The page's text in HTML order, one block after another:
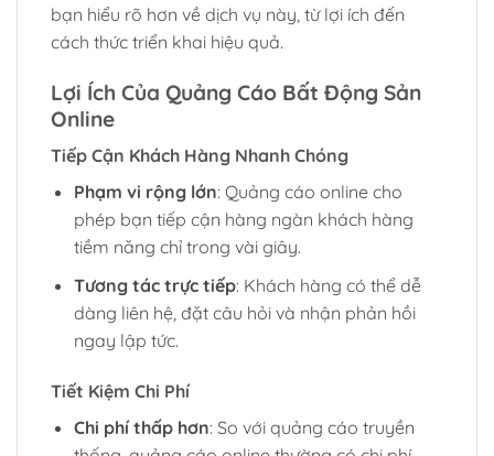
bạn hiểu rõ hơn về dịch vụ này, từ lợi ích đến
cách thức triển khai hiệu quả.
Lợi Ích Của Quảng Cáo Bất Động Sản
Online
Tiếp Cận Khách Hàng Nhanh Chóng
Phạm vi rộng lớn: Quảng cáo online cho
phép bạn tiếp cận hàng ngàn khách hàng
tiềm năng chỉ trong vài giây.
Tương tác trực tiếp: Khách hàng có thể dễ
dàng liên hệ, đặt câu hỏi và nhận phản hồi
ngay lập tức.
Tiết Kiệm Chi Phí
Chi phí thấp hơn: So với quảng cáo truyền